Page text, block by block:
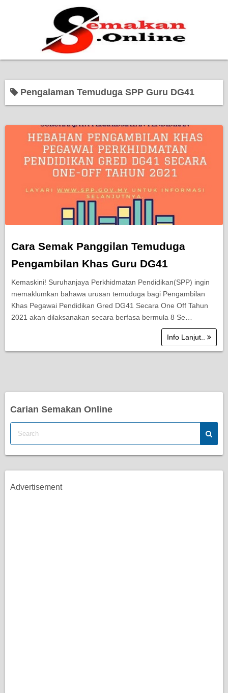
Bantuan Kerajaan
Kerja Kosong Terkini
Pengalaman Temuduga SPP Guru DG41
Cara Semak Panggilan Temuduga
Pengambilan Khas Guru DG41
Kemaskini! Suruhanjaya Perkhidmatan Pendidikan(SPP) ingin
memaklumkan bahawa urusan temuduga bagi Pengambilan
Khas Pegawai Pendidikan Gred DG41 Secara One Off Tahun
2021 akan dilaksanakan secara berfasa bermula 8 Se…
Info Lanjut..
Carian Semakan Online
Advertisement